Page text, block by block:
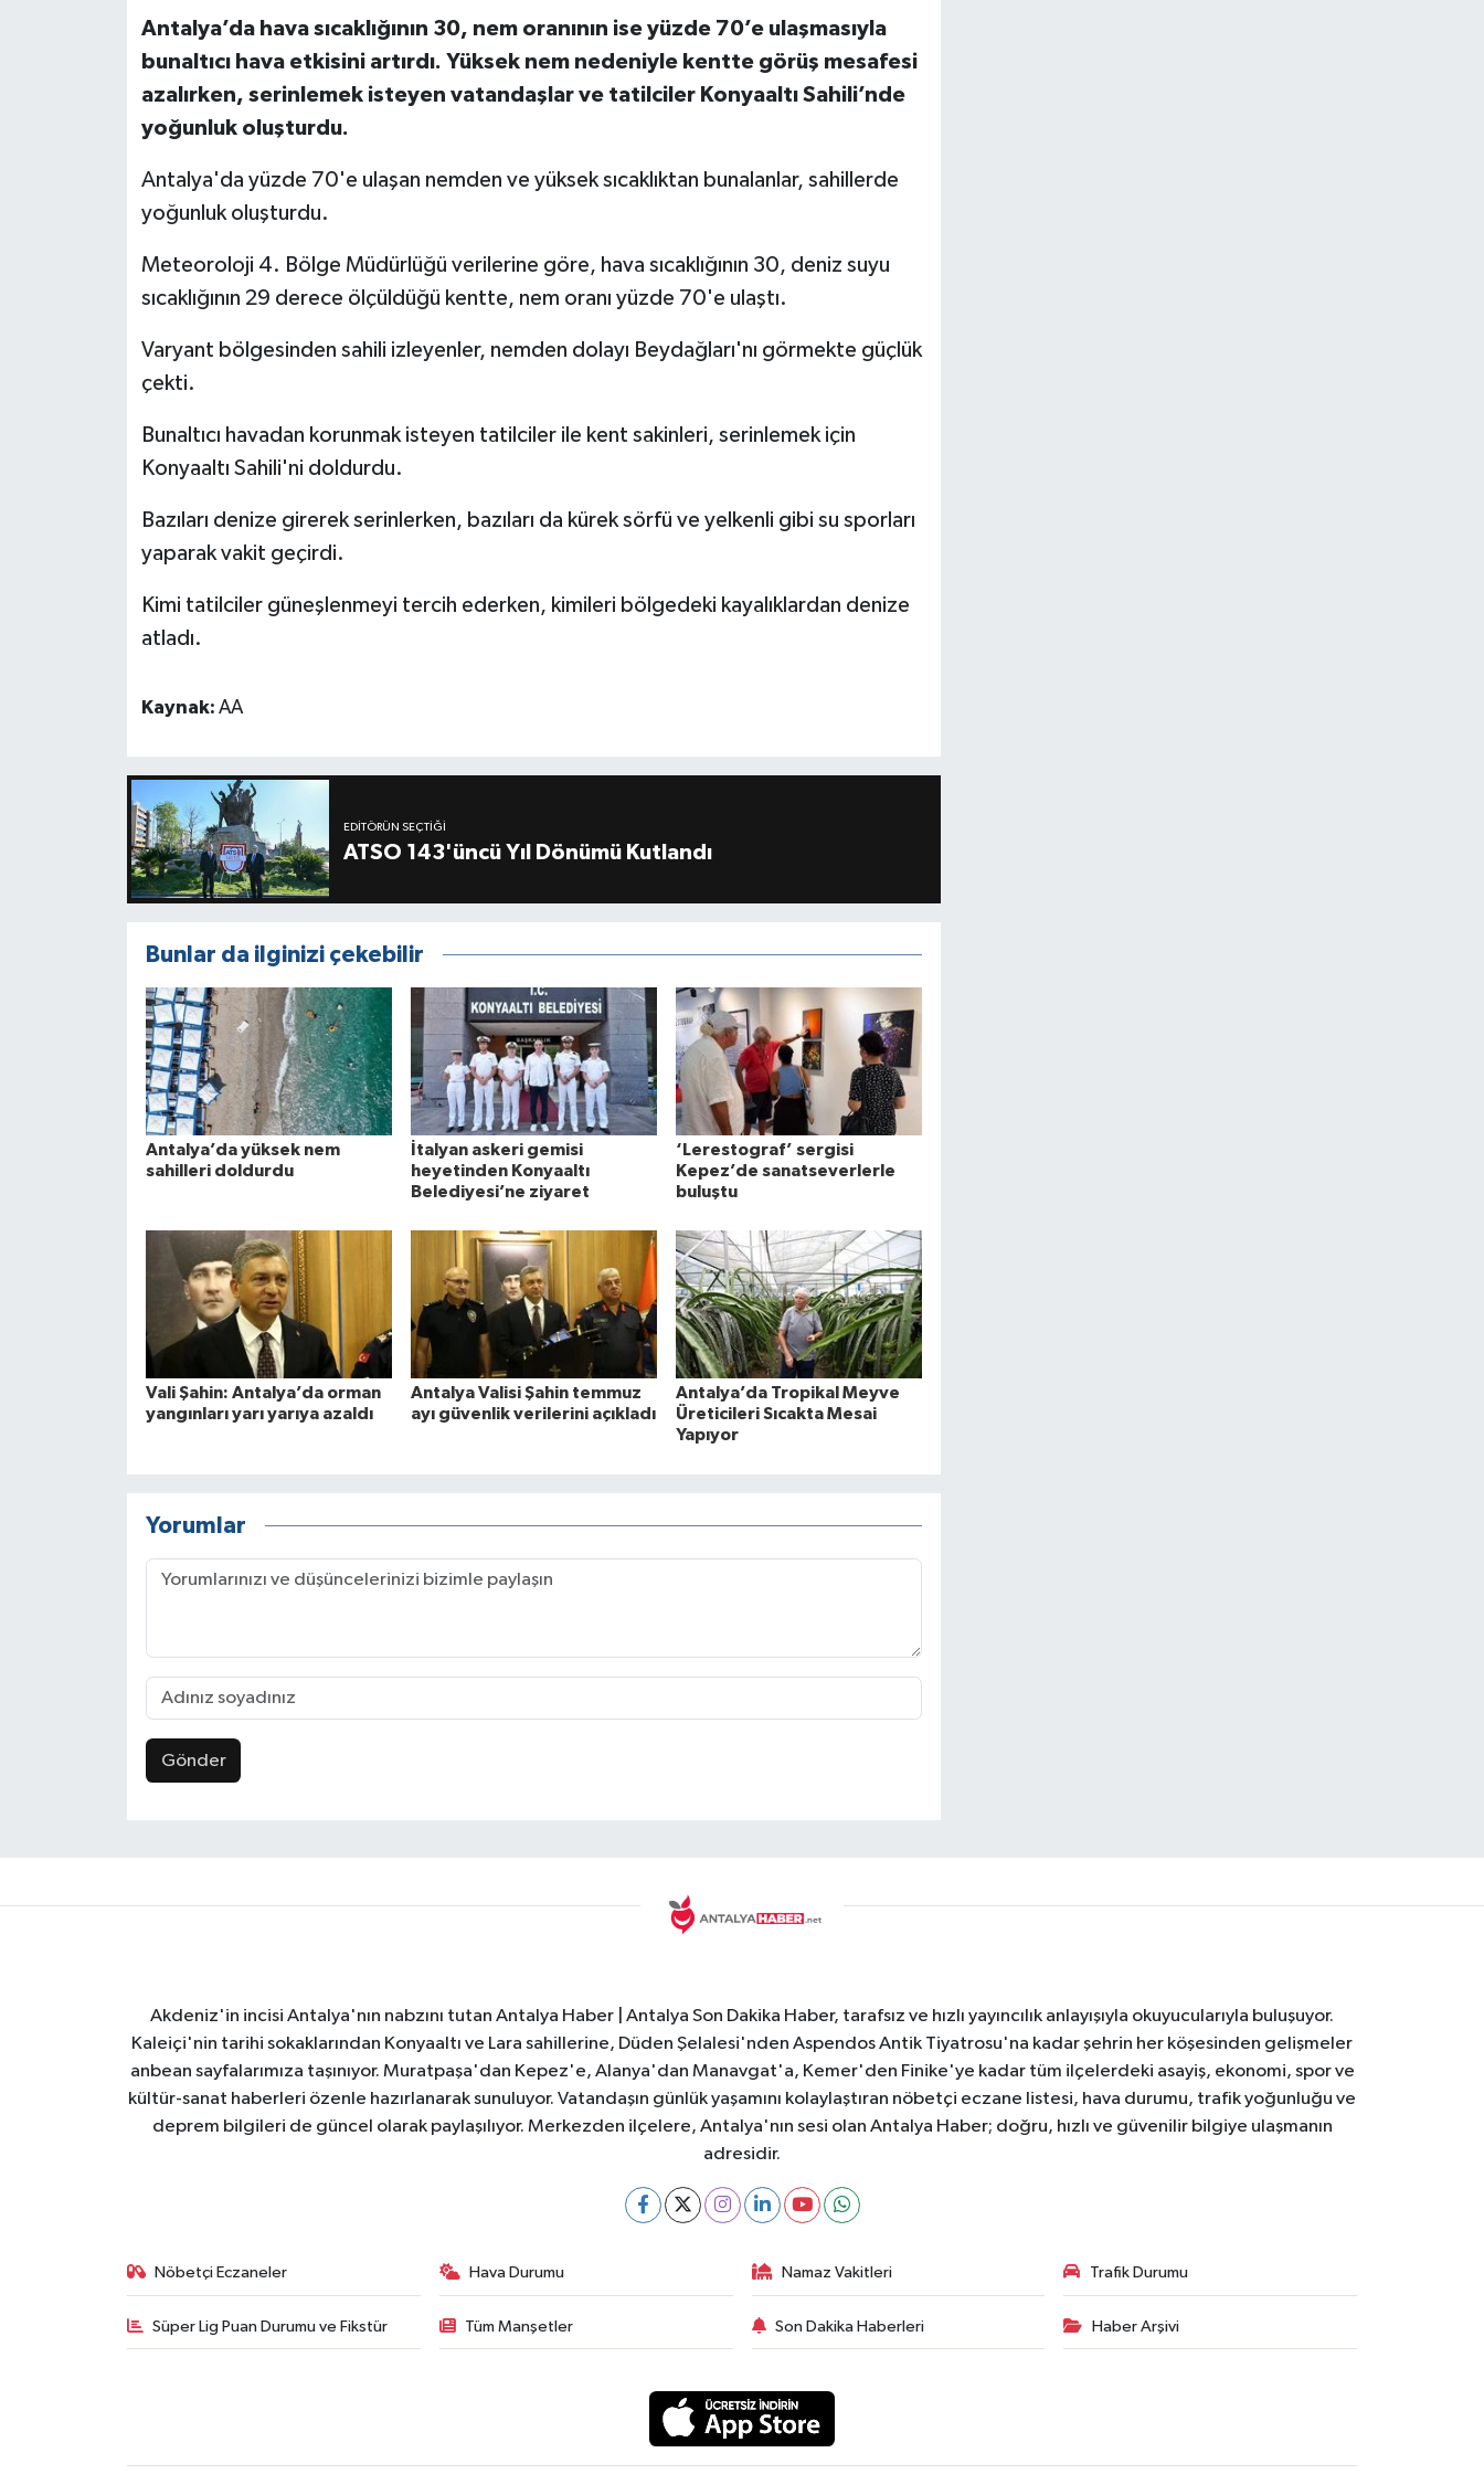
Antalya’da hava sıcaklığının 30, nem oranının ise yüzde 70’e ulaşmasıyla
bunaltıcı hava etkisini artırdı. Yüksek nem nedeniyle kentte görüş mesafesi
azalırken, serinlemek isteyen vatandaşlar ve tatilciler Konyaaltı Sahili’nde
yoğunluk oluşturdu.
Antalya'da yüzde 70'e ulaşan nemden ve yüksek sıcaklıktan bunalanlar, sahillerde
yoğunluk oluşturdu.
Meteoroloji 4. Bölge Müdürlüğü verilerine göre, hava sıcaklığının 30, deniz suyu
sıcaklığının 29 derece ölçüldüğü kentte, nem oranı yüzde 70'e ulaştı.
Varyant bölgesinden sahili izleyenler, nemden dolayı Beydağları'nı görmekte güçlük
çekti.
Bunaltıcı havadan korunmak isteyen tatilciler ile kent sakinleri, serinlemek için
Konyaaltı Sahili'ni doldurdu.
Bazıları denize girerek serinlerken, bazıları da kürek sörfü ve yelkenli gibi su sporları
yaparak vakit geçirdi.
Kimi tatilciler güneşlenmeyi tercih ederken, kimileri bölgedeki kayalıklardan denize
atladı.
Kaynak: AA
EDITÖRÜN SEÇTIĞI
ATSO 143'üncü Yıl Dönümü Kutlandı
Bunlar da ilginizi çekebilir
Antalya’da yüksek nem
sahilleri doldurdu
İtalyan askeri gemisi
heyetinden Konyaaltı
Belediyesi’ne ziyaret
‘Lerestograf’ sergisi
Kepez’de sanatseverlerle
buluştu
Vali Şahin: Antalya’da orman
yangınları yarı yarıya azaldı
Antalya Valisi Şahin temmuz
ayı güvenlik verilerini açıkladı
Antalya’da Tropikal Meyve
Üreticileri Sıcakta Mesai
Yapıyor
Yorumlar
Gönder
Akdeniz'in incisi Antalya'nın nabzını tutan Antalya Haber | Antalya Son Dakika Haber, tarafsız ve hızlı yayıncılık anlayışıyla okuyucularıyla buluşuyor.
Kaleiçi'nin tarihi sokaklarından Konyaaltı ve Lara sahillerine, Düden Şelalesi'nden Aspendos Antik Tiyatrosu'na kadar şehrin her köşesinden gelişmeler
anbean sayfalarımıza taşınıyor. Muratpaşa'dan Kepez'e, Alanya'dan Manavgat'a, Kemer'den Finike'ye kadar tüm ilçelerdeki asayiş, ekonomi, spor ve
kültür-sanat haberleri özenle hazırlanarak sunuluyor. Vatandaşın günlük yaşamını kolaylaştıran nöbetçi eczane listesi, hava durumu, trafik yoğunluğu ve
deprem bilgileri de güncel olarak paylaşılıyor. Merkezden ilçelere, Antalya'nın sesi olan Antalya Haber; doğru, hızlı ve güvenilir bilgiye ulaşmanın
adresidir.
Nöbetçi Eczaneler Hava Durumu Namaz Vakitleri Trafik Durumu
Süper Lig Puan Durumu ve Fikstür Tüm Manşetler Son Dakika Haberleri Haber Arşivi